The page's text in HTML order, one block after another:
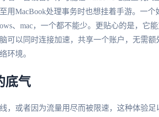
用MacBook处理事务时也想挂着手游。一个
、mac，一个都不能少。更贴心的是，它
可以同时连接加速，共享一个账户，无需
环境。
底气
，或者因为流量用尽而被限速，这种体验